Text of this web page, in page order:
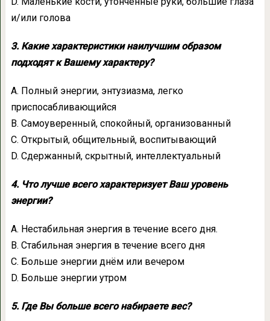
и/или голова
3. Какие характеристики наилучшим образом
подходят к Вашему характеру?
А. Полный энергии, энтузиазма, легко
приспосабливающийся
В. Самоуверенный, спокойный, организованный
С. Открытый, общительный, воспитывающий
D. Сдержанный, скрытный, интеллектуальный
4. Что лучше всего характеризует Ваш уровень
энергии?
А. Нестабильная энергия в течение всего дня.
В. Стабильная энергия в течение всего дня
С. Больше энергии днём или вечером
D. Больше энергии утром
5. Где Вы больше всего набираете вес?